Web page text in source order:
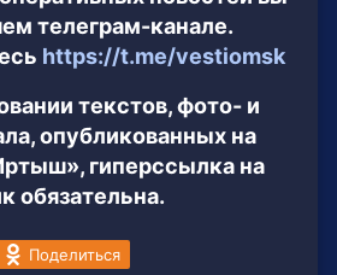
телеграм-канале.
https://t.me/vestiomsk
текстов, фото- и
опубликованных на
гиперссылка на
обязательна.
Поделиться